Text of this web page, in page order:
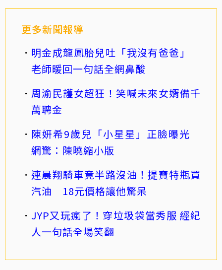
更多新聞報導
明金成龍鳳胎兒吐「我沒有爸爸」
老師暖回一句話全網鼻酸
周渝民護女超狂！笑喊未來女婿備千
萬聘金
陳妍希9歲兒「小星星」正臉曝光
網驚：陳曉縮小版
連晨翔騎車竟半路沒油！提寶特瓶買
汽油 18元價格讓他驚呆
JYP又玩瘋了！穿垃圾袋當秀服 經紀
人一句話全場笑翻